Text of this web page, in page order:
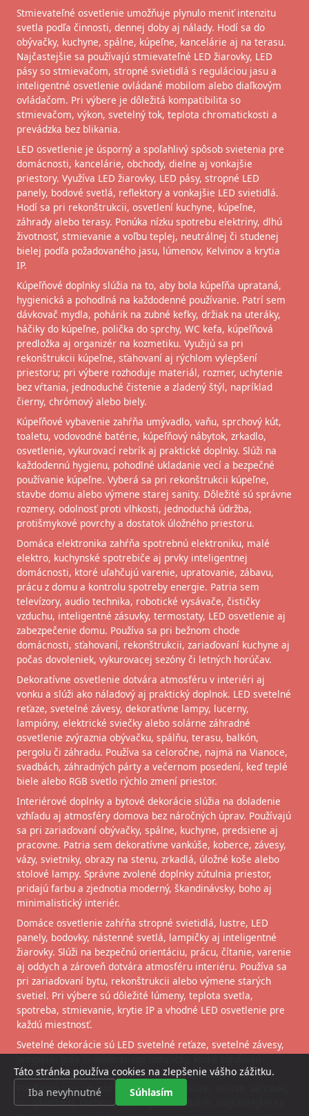
Stmievateľné osvetlenie umožňuje plynulo meniť intenzitu
svetla podľa činnosti, dennej doby aj nálady. Hodí sa do
obývačky, kuchyne, spálne, kúpeľne, kancelárie aj na terasu.
Najčastejšie sa používajú stmievateľné LED žiarovky, LED
pásy so stmievačom, stropné svietidlá s reguláciou jasu a
inteligentné osvetlenie ovládané mobilom alebo diaľkovým
ovládačom. Pri výbere je dôležitá kompatibilita so
stmievačom, výkon, svetelný tok, teplota chromatickosti a
prevádzka bez blikania.
LED osvetlenie je úsporný a spoľahlivý spôsob svietenia pre
domácnosti, kancelárie, obchody, dielne aj vonkajšie
priestory. Využíva LED žiarovky, LED pásy, stropné LED
panely, bodové svetlá, reflektory a vonkajšie LED svietidlá.
Hodí sa pri rekonštrukcii, osvetlení kuchyne, kúpeľne,
záhrady alebo terasy. Ponúka nízku spotrebu elektriny, dlhú
životnosť, stmievanie a voľbu teplej, neutrálnej či studenej
bielej podľa požadovaného jasu, lúmenov, Kelvinov a krytia
IP.
Kúpeľňové doplnky slúžia na to, aby bola kúpeľňa uprataná,
hygienická a pohodlná na každodenné používanie. Patrí sem
dávkovač mydla, pohárik na zubné kefky, držiak na uteráky,
háčiky do kúpeľne, polička do sprchy, WC kefa, kúpeľňová
predložka aj organizér na kozmetiku. Využijú sa pri
rekonštrukcii kúpeľne, sťahovaní aj rýchlom vylepšení
priestoru; pri výbere rozhoduje materiál, rozmer, uchytenie
bez vŕtania, jednoduché čistenie a zladený štýl, napríklad
čierny, chrómový alebo biely.
Kúpeľňové vybavenie zahŕňa umývadlo, vaňu, sprchový kút,
toaletu, vodovodné batérie, kúpeľňový nábytok, zrkadlo,
osvetlenie, vykurovací rebrík aj praktické doplnky. Slúži na
každodennú hygienu, pohodlné ukladanie vecí a bezpečné
používanie kúpeľne. Vyberá sa pri rekonštrukcii kúpeľne,
stavbe domu alebo výmene starej sanity. Dôležité sú správne
rozmery, odolnosť proti vlhkosti, jednoduchá údržba,
protišmykové povrchy a dostatok úložného priestoru.
Domáca elektronika zahŕňa spotrebnú elektroniku, malé
elektro, kuchynské spotrebiče aj prvky inteligentnej
domácnosti, ktoré uľahčujú varenie, upratovanie, zábavu,
prácu z domu a kontrolu spotreby energie. Patria sem
televízory, audio technika, robotické vysávače, čističky
vzduchu, inteligentné zásuvky, termostaty, LED osvetlenie aj
zabezpečenie domu. Používa sa pri bežnom chode
domácnosti, sťahovaní, rekonštrukcii, zariaďovaní kuchyne aj
počas dovoleniek, vykurovacej sezóny či letných horúčav.
Dekoratívne osvetlenie dotvára atmosféru v interiéri aj
vonku a slúži ako náladový aj praktický doplnok. LED svetelné
reťaze, svetelné závesy, dekoratívne lampy, lucerny,
lampióny, elektrické sviečky alebo solárne záhradné
osvetlenie zvýraznia obývačku, spálňu, terasu, balkón,
pergolu či záhradu. Používa sa celoročne, najmä na Vianoce,
svadbách, záhradných párty a večernom posedení, keď teplé
biele alebo RGB svetlo rýchlo zmení priestor.
Interiérové doplnky a bytové dekorácie slúžia na doladenie
vzhľadu aj atmosféry domova bez náročných úprav. Používajú
sa pri zariaďovaní obývačky, spálne, kuchyne, predsiene aj
pracovne. Patria sem dekoratívne vankúše, koberce, závesy,
vázy, svietniky, obrazy na stenu, zrkadlá, úložné koše alebo
stolové lampy. Správne zvolené doplnky zútulnia priestor,
pridajú farbu a zjednotia moderný, škandinávsky, boho aj
minimalistický interiér.
Domáce osvetlenie zahŕňa stropné svietidlá, lustre, LED
panely, bodovky, nástenné svetlá, lampičky aj inteligentné
žiarovky. Slúži na bezpečnú orientáciu, prácu, čítanie, varenie
aj oddych a zároveň dotvára atmosféru interiéru. Používa sa
pri zariaďovaní bytu, rekonštrukcii alebo výmene starých
svetiel. Pri výbere sú dôležité lúmeny, teplota svetla,
spotreba, stmievanie, krytie IP a vhodné LED osvetlenie pre
každú miestnosť.
Svetelné dekorácie sú LED svetelné reťaze, svetelné závesy,
interiér aj exteriér a vytvárajú príjemnú atmosféru.
Používajú sa v obývačke, spálni, na balkóne, terase, záhrade,
vo výkladoch, reštauráciách aj na svadbách. Najčastejšie sa
Táto stránka používa cookies na zlepšenie vášho zážitku.
Iba nevyhnutné
Súhlasím